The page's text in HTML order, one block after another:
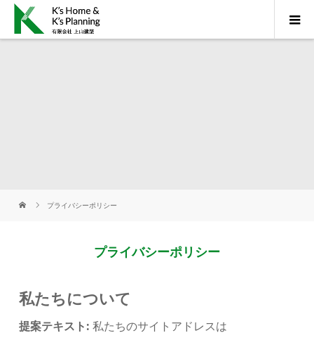
プライバシーポリシー
プライバシーポリシー
私たちについて
提案テキスト:私たちのサイトアドレスは